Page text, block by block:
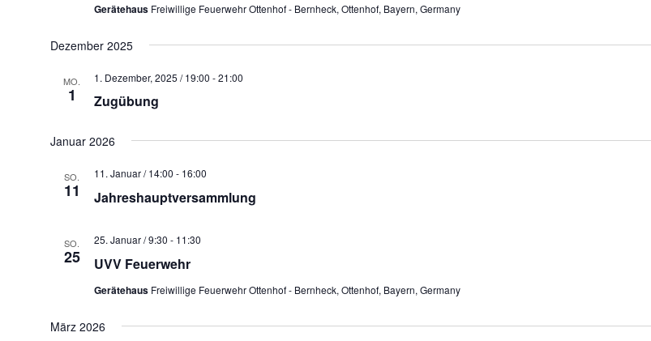
Gerätehaus Freiwillige Feuerwehr Ottenhof - Bernheck, Ottenhof, Bayern, Germany
Dezember 2025
MO.
1 Zugübung
1. Dezember, 2025 / 19:00 -21:00
Januar 2026
SO.
11 Jahreshauptversammlung
11. Januar / 14:00 - 16:00
SO.
25 UVV Feuerwehr
25. Januar / 9:30 - 11:30
Gerätehaus Freiwillige Feuerwehr Ottenhof - Bernheck, Ottenhof, Bayern, Germany
März 2026